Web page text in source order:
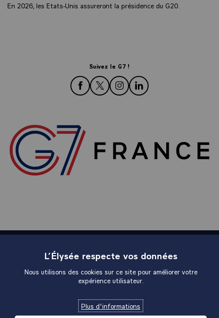
En 2026, les Etats-Unis assureront la présidence du G20.
Suivez le G7 !
rejoignez-nous sur Facebook
rejoignez-nous sur Twitter
rejoignez-nous sur
rejoignez-nous sur
L’Élysée respecte vos données
Nous utilisons des cookies sur ce site pour améliorer votre
expérience utilisateur.
Plus d'informations